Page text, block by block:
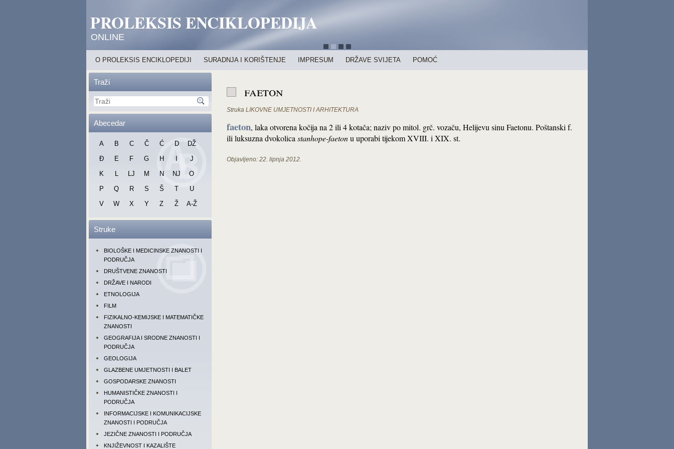
PROLEKSIS ENCIKLOPEDIJA
ONLINE
O PROLEKSIS ENCIKLOPEDIJI SURADNJA I KORIŠTENJE IMPRESUM DRŽAVE SVIJETA POMOĆ
Traži
Abecedar
A B C Č Ć D
DŽ
Đ
E F G H
J
K
L LJ M N NJ
O
P
Q R S Š T
U
V
W X Y Z Ž A-Ž
Struke
BIOLOŠKE I MEDICINSKE ZNANOSTI I
PODRUČJA
DRUŠTVENE ZNANOSTI
DRŽAVE I NARODI
ETNOLOGIJA
FILM
FIZIKALNO-KEMIJSKE I MATEMATIČKE
ZNANOSTI
GEOGRAFIJA I SRODNE ZNANOSTI I
PODRUČJA
GEOLOGIJA
GLAZBENE UMJETNOSTI I BALET
GOSPODARSKE ZNANOSTI
HUMANISTIČKE ZNANOSTI I
PODRUČJA
INFORMACIJSKE I KOMUNIKACIJSKE
ZNANOSTI I PODRUČJA
JEZIČNE ZNANOSTI I PODRUČJA
KNJIŽEVNOST I KAZALIŠTE
faeton
Struka LIKOVNE UMJETNOSTI I ARHITEKTURA
faeton, laka otvorena kočija na 2 ili 4 kotača; naziv po mitol. grč. vozaču, Helijevu sinu Faetonu. Poštanski f.
ili luksuzna dvokolica stanhope-faetonu uporabi tijekom XVIII. i XIX. st.
Objavljeno: 22. lipnja 2012.